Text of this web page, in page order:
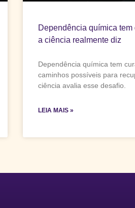
Dependência química
a ciência realmente diz
Dependência química tem
caminhos possíveis para
ciência avalia esse desafio.
LEIA MAIS »